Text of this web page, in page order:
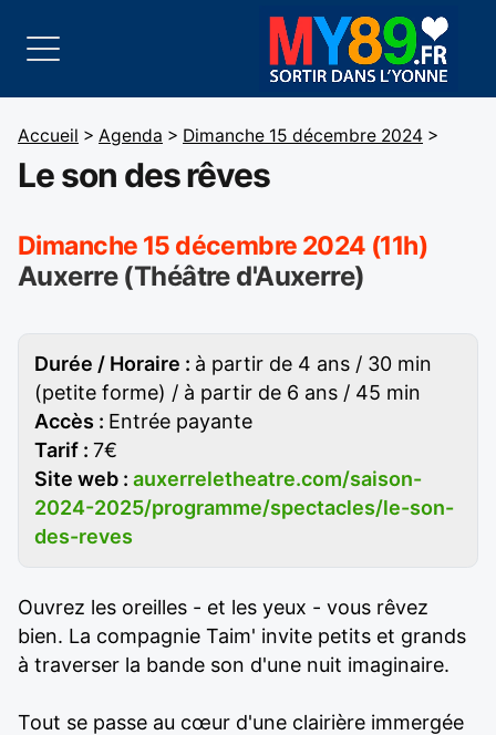
Accueil > Agenda > Dimanche 15 décembre 2024 >
Le son des rêves
Dimanche 15 décembre 2024 (11h)
Auxerre (Théâtre d'Auxerre)
Durée / Horaire : à partir de 4 ans / 30 min
(petite forme) / à partir de 6 ans / 45 min
Accès : Entrée payante
Tarif : 7€
Site web : auxerreletheatre.com/saison-
2024-2025/programme/spectacles/le-son-
des-reves
Ouvrez les oreilles - et les yeux - vous rêvez
bien. La compagnie Taim' invite petits et grands
à traverser la bande son d'une nuit imaginaire.
Tout se passe au cœur d'une clairière immergée